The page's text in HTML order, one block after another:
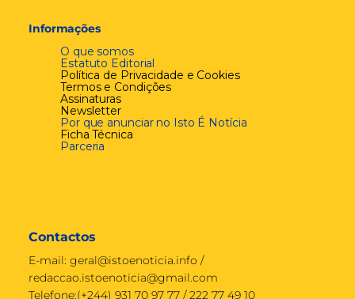
Informações
O que somos
Estatuto Editorial
Política de Privacidade e Cookies
Termos e Condições
Assinaturas
Newsletter
Por que anunciar no Isto É Notícia
Ficha Técnica
Parceria
Contactos
E-mail: geral@istoenoticia.info /
redaccao.istoenoticia@gmail.com
Telefone:(+244) 931 70 97 77 / 222 77 49 10